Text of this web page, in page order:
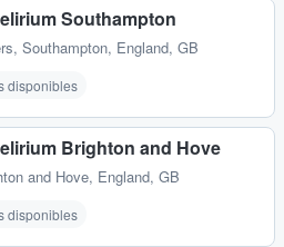
Southampton
, Southampton, England, GB
disponibles
Brighton and Hove
and Hove, England, GB
disponibles